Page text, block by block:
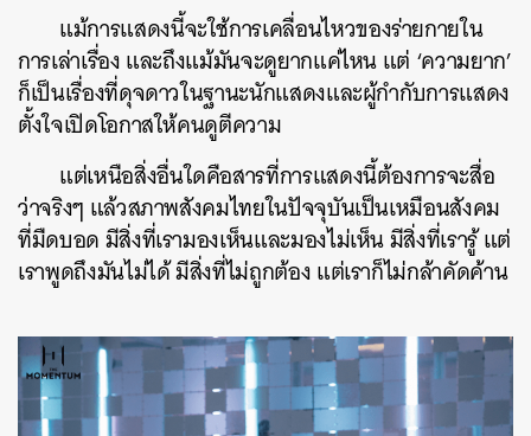
แม้การแสดงนี้จะใช้การเคลื่อนไหวของร่ายกายใน
การเล่าเรื่อง และถึงแม้มันจะดูยากแค่ไหน แต่ ‘ความยาก’
ก็เป็นเรื่องที่ดุจดาวในฐานะนักแสดงและผู้กำกับการแสดง
ตั้งใจเปิดโอกาสให้คนดูตีความ
แต่เหนือสิ่งอื่นใดคือสารที่การแสดงนี้ต้องการจะสื่อ
ว่าจริงๆ แล้วสภาพสังคมไทยในปัจจุบันเป็นเหมือนสังคม
ที่มืดบอด มีสิ่งที่เรามองเห็นและมองไม่เห็น มีสิ่งที่เรารู้ แต่
เราพูดถึงมันไม่ได้ มีสิ่งที่ไม่ถูกต้อง แต่เราก็ไม่กล้าคัดค้าน